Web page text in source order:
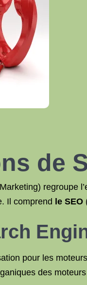
de
regroupe
Il comprend
le SEO
pour les
des